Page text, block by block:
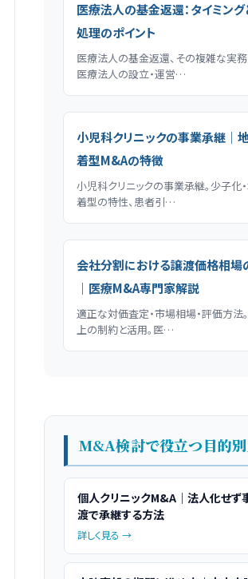
医療法人の基金返還：タイミン
処理のポイント
医療法人の基金返還、その複雑な実
医療法人の設立・運営…
小児科クリニックの事業承継｜
着型M&Aの特徴
小児科クリニックの事業承継。少子化
着型の特性、患者引…
会社分割における譲渡価格相場
｜医療M&A専門家解説
適正な対価査定・市場相場・評価方法
上の制約と活用。医…
M&A検討で役立つ目的別
個人クリニックM&A｜法人化せず
渡で承継する方法
詳しく見る →